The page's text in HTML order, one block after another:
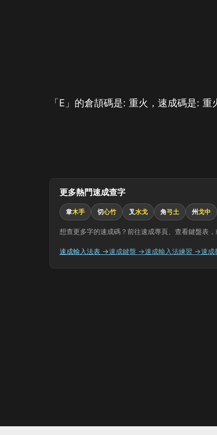
「Ε」的倉頡碼是: 重火，速成碼是: 重
更多熱門速成查字
韋木手 切心竹 叉水戈 角弓土 州戈中
想查更多字的速成碼？前往速成專頁、查看鍵盤表
速成輸入法表 →速成鍵盤 →速成輸入法練習 →速